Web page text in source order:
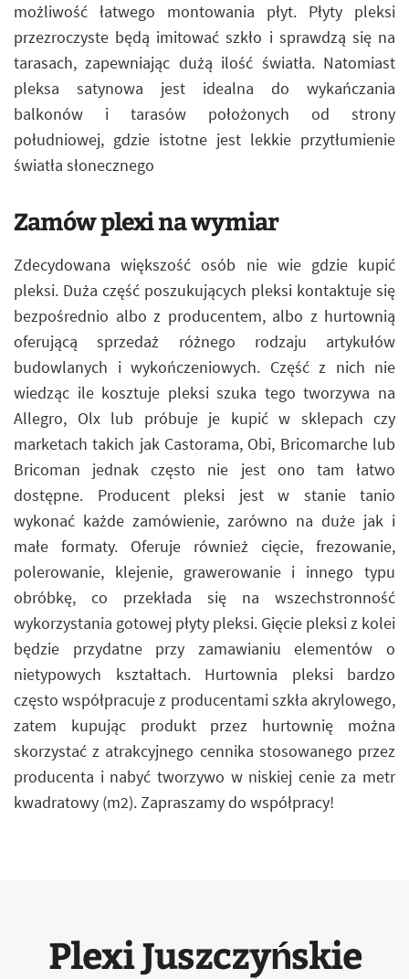
możliwość łatwego montowania płyt. Płyty pleksi
przezroczyste będą imitować szkło i sprawdzą się na
tarasach, zapewniając dużą ilość światła. Natomiast
pleksa satynowa jest idealna do wykańczania
balkonów i tarasów położonych od strony
południowej, gdzie istotne jest lekkie przytłumienie
światła słonecznego
Zamów plexi na wymiar
Zdecydowana większość osób nie wie gdzie kupić
pleksi. Duża część poszukujących pleksi kontaktuje się
bezpośrednio albo z producentem, albo z hurtownią
oferującą sprzedaż różnego rodzaju artykułów
budowlanych i wykończeniowych. Część z nich nie
wiedząc ile kosztuje pleksi szuka tego tworzywa na
Allegro, Olx lub próbuje je kupić w sklepach czy
marketach takich jak Castorama, Obi, Bricomarche lub
Bricoman jednak często nie jest ono tam łatwo
dostępne. Producent pleksi jest w stanie tanio
wykonać każde zamówienie, zarówno na duże jak i
małe formaty. Oferuje również cięcie, frezowanie,
polerowanie, klejenie, grawerowanie i innego typu
obróbkę, co przekłada się na wszechstronność
wykorzystania gotowej płyty pleksi. Gięcie pleksi z kolei
będzie przydatne przy zamawianiu elementów o
nietypowych kształtach. Hurtownia pleksi bardzo
często współpracuje z producentami szkła akrylowego,
zatem kupując produkt przez hurtownię można
skorzystać z atrakcyjnego cennika stosowanego przez
producenta i nabyć tworzywo w niskiej cenie za metr
kwadratowy (m2). Zapraszamy do współpracy!
Plexi Juszczyńskie